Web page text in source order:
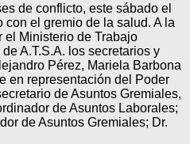
de conflicto, este sábado el
el gremio de la salud. A la
el Ministerio de Trabajo
A.T.S.A. los secretarios y
Pérez, Mariela Barbona
en representación del Poder
de Asuntos Gremiales,
de Asuntos Laborales;
de Asuntos Gremiales; Dr.